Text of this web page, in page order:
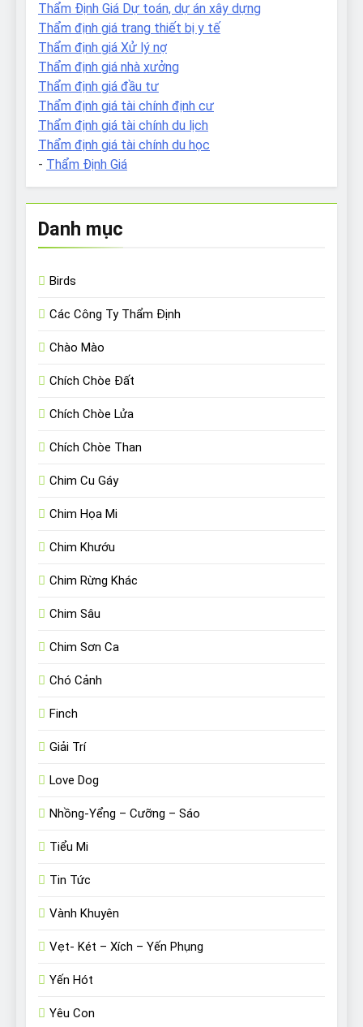
Thẩm Định Giá Dự toán, dự án xây dựng
Thẩm định giá trang thiết bị y tế
Thẩm định giá Xử lý nợ
Thẩm định giá nhà xưởng
Thẩm định giá đầu tư
Thẩm định giá tài chính định cư
Thẩm định giá tài chính du lịch
Thẩm định giá tài chính du học
- Thẩm Định Giá
Danh mục
Birds
Các Công Ty Thẩm Định
Chào Mào
Chích Chòe Đất
Chích Chòe Lửa
Chích Chòe Than
Chim Cu Gáy
Chim Họa Mi
Chim Khướu
Chim Rừng Khác
Chim Sâu
Chim Sơn Ca
Chó Cảnh
Finch
Giải Trí
Love Dog
Nhồng-Yểng – Cưỡng – Sáo
Tiểu Mi
Tin Tức
Vành Khuyên
Vẹt- Két – Xích – Yến Phụng
Yến Hót
Yêu Con